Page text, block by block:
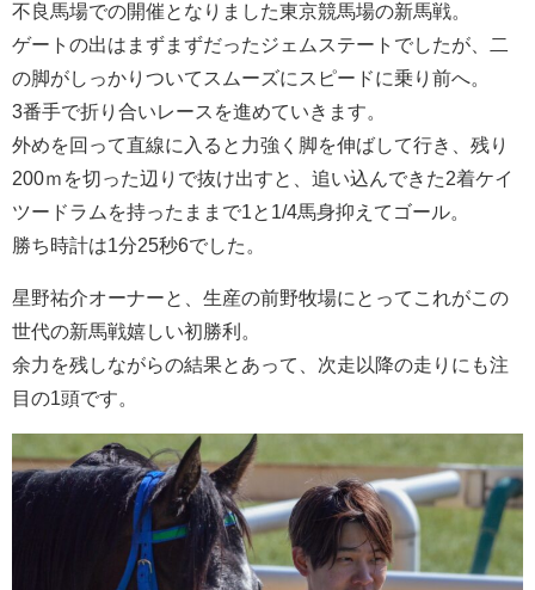
不良馬場での開催となりました東京競馬場の新馬戦。
ゲートの出はまずまずだったジェムステートでしたが、二
の脚がしっかりついてスムーズにスピードに乗り前へ。
3番手で折り合いレースを進めていきます。
外めを回って直線に入ると力強く脚を伸ばして行き、残り
200ｍを切った辺りで抜け出すと、追い込んできた2着ケイ
ツードラムを持ったままで1と1/4馬身抑えてゴール。
勝ち時計は1分25秒6でした。
星野祐介オーナーと、生産の前野牧場にとってこれがこの
世代の新馬戦嬉しい初勝利。
余力を残しながらの結果とあって、次走以降の走りにも注
目の1頭です。